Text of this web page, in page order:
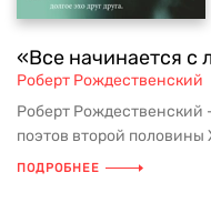
«Все начинается с
Роберт Рождественский
Роберт Рождественский
поэтов второй половины
ПОДРОБНЕЕ